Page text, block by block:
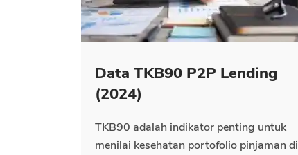
Data TKB90 P2P Lending
(2024)
TKB90 adalah indikator penting untuk
menilai kesehatan portofolio pinjaman di